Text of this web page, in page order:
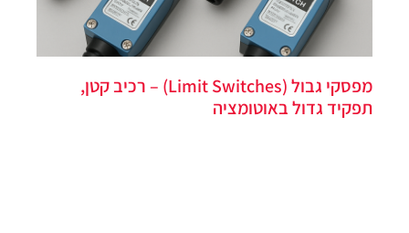
מפסקי גבול (Limit Switches) – רכיב קטן,
תפקיד גדול באוטומציה